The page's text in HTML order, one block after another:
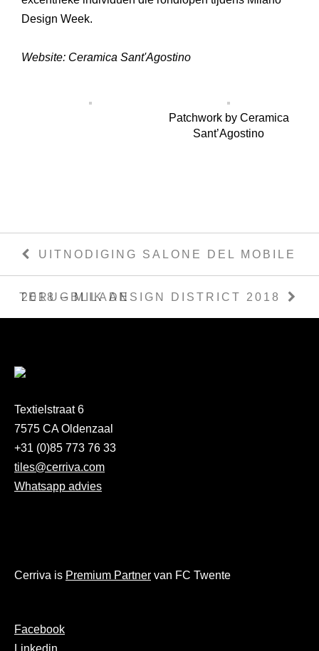
Design Week.
Website: Ceramica Sant'Agostino
Patchwork by Ceramica
Sant’Agostino
UITNODIGING SALONE DEL MOBILE
2018 – MILAAN
TERUGBLIK DESIGN DISTRICT 2018
Textielstraat 6
7575 CA Oldenzaal
+31 (0)85 773 76 33
tiles@cerriva.com
Whatsapp advies
Cerriva is Premium Partner van FC Twente
Facebook
Linkedin